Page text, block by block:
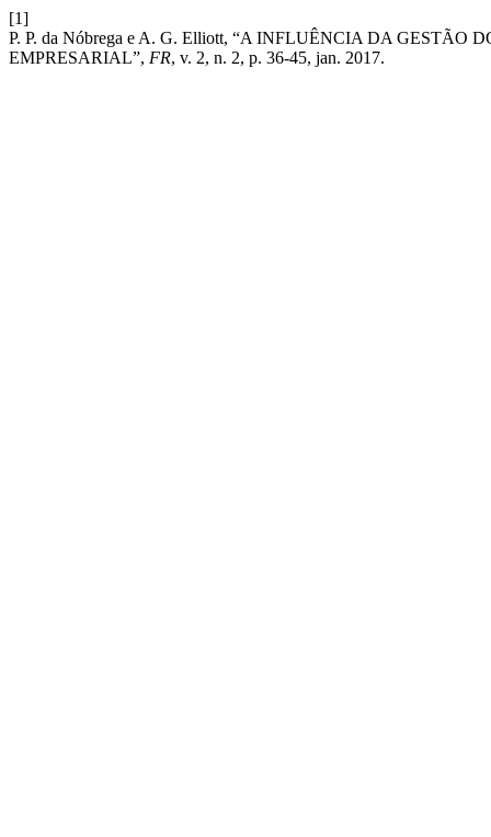
[1]
P. P. da Nóbrega e A. G. Elliott, “A INFLUÊNCIA DA
EMPRESARIAL”, FR, v. 2, n. 2, p. 36-45, jan. 2017.